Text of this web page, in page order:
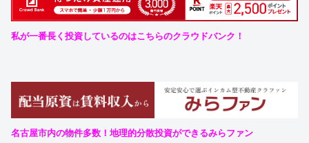
私が一番長く投資しているのはこちらのクラウドバンク！
名古屋市内の物件多数！地理的分散投資ができるみらファン